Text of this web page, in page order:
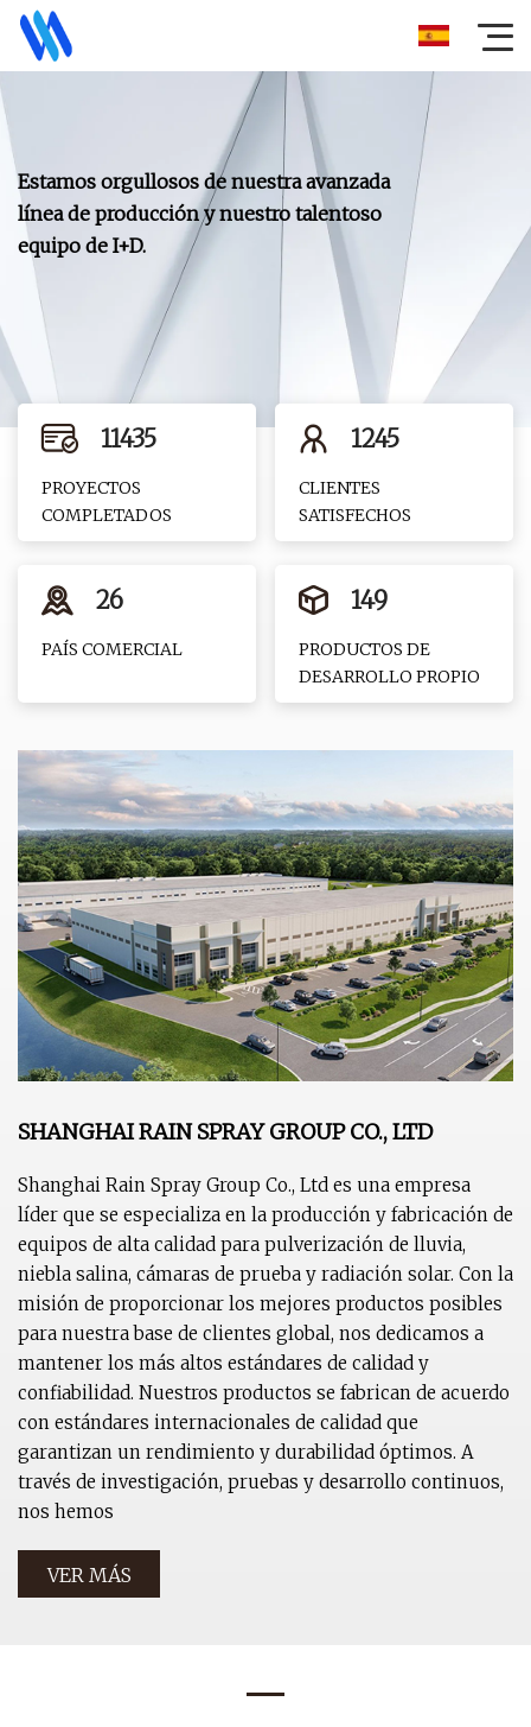
11435
PROYECTOS
COMPLETADOS
1245
CLIENTES
SATISFECHOS
26
PAÍS COMERCIAL
149
PRODUCTOS DE
DESARROLLO PROPIO
SHANGHAI RAIN SPRAY GROUP CO., LTD
Shanghai Rain Spray Group Co., Ltd es una empresa
líder que se especializa en la producción y fabricación de
equipos de alta calidad para pulverización de lluvia,
niebla salina, cámaras de prueba y radiación solar. Con la
misión de proporcionar los mejores productos posibles
para nuestra base de clientes global, nos dedicamos a
mantener los más altos estándares de calidad y
confiabilidad. Nuestros productos se fabrican de acuerdo
con estándares internacionales de calidad que
garantizan un rendimiento y durabilidad óptimos. A
través de investigación, pruebas y desarrollo continuos,
nos hemos
VER MÁS